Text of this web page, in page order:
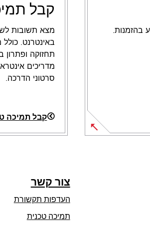
בהזמנות.
קבל
מצא תשובות
באינטרנט.
מדריכים
סרטוני הדרכה.
קבל תמיכה
opens
tab
צור קשר
העדפות תקשורת
תמיכה טכניתopens